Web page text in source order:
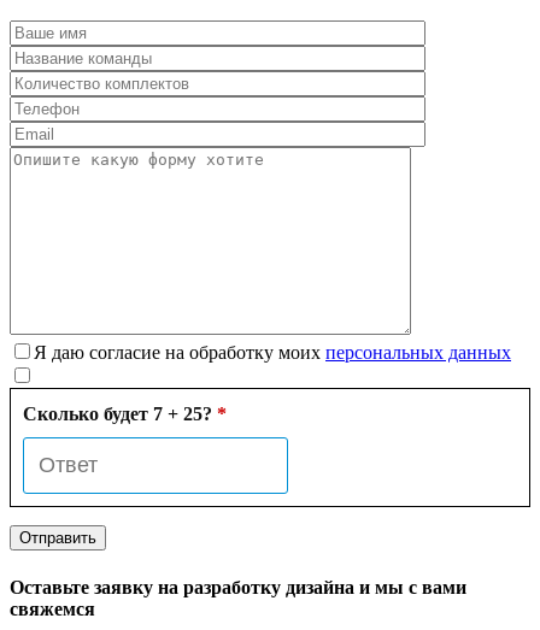
Я даю согласие на обработку моих персональных данных
Сколько будет 7 + 25? *
Оставьте заявку на разработку дизайна и мы с вами
свяжемся